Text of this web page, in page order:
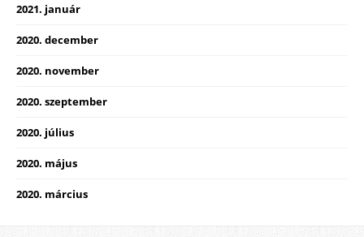
2021. január
2020. december
2020. november
2020. szeptember
2020. július
2020. május
2020. március